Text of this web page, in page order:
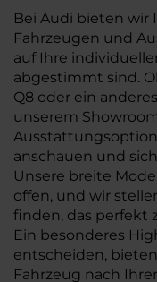
Bei Audi bieten wir
Fahrzeugen und
auf Ihre
abgestimmt sind.
Q8 oder ein
unserem
anschauen und
Unsere breite
offen, und wir
finden, das perfekt
Ein besonderes
entscheiden,
Fahrzeug nach